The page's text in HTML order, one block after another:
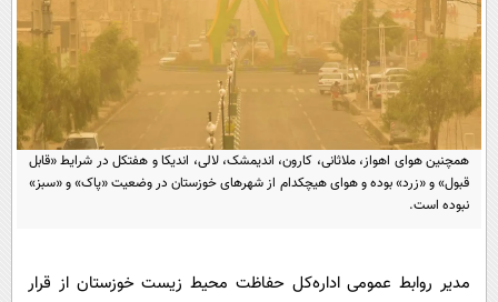
محیط زیست
سفر و تفریح
فناوری و It
علمی
اخبار کریپتو
قرآن
گوناگون
سرگرمی
باشگاه مغز
مجله تصویری سلاح
فیلم
اقتصاد
ورزش
عصر ایران 2
خواندنی ها و دیدنی ها
آموزش زبان
همچنین هوای اهواز، ملاثانی، کارون، اندیمشک، لالی، اندیکا و هفتکل در شرایط «قابل
قبول» و «زرد» بوده و هوای هیچکدام از شهرهای خوزستان در وضعیت «پاک» و «سبز»
نبوده است.
مدیر روابط عمومی اداره‌کل حفاظت محیط زیست خوزستان از قرار